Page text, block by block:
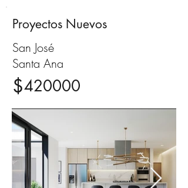
Proyectos Nuevos
San José
Santa Ana
$420000